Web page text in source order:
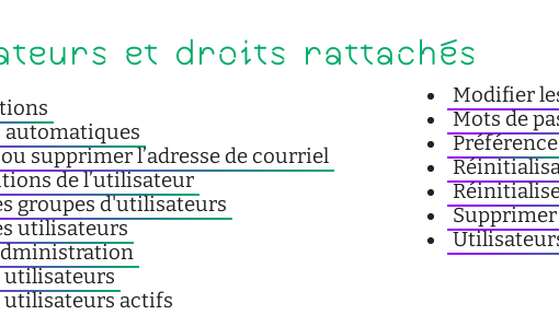
et droits rattachés
automatiques
supprimer l’adresse de courriel
de l’utilisateur
groupes d'utilisateurs
utilisateurs
utilisateurs
utilisateurs actifs
Modifier
Mots de